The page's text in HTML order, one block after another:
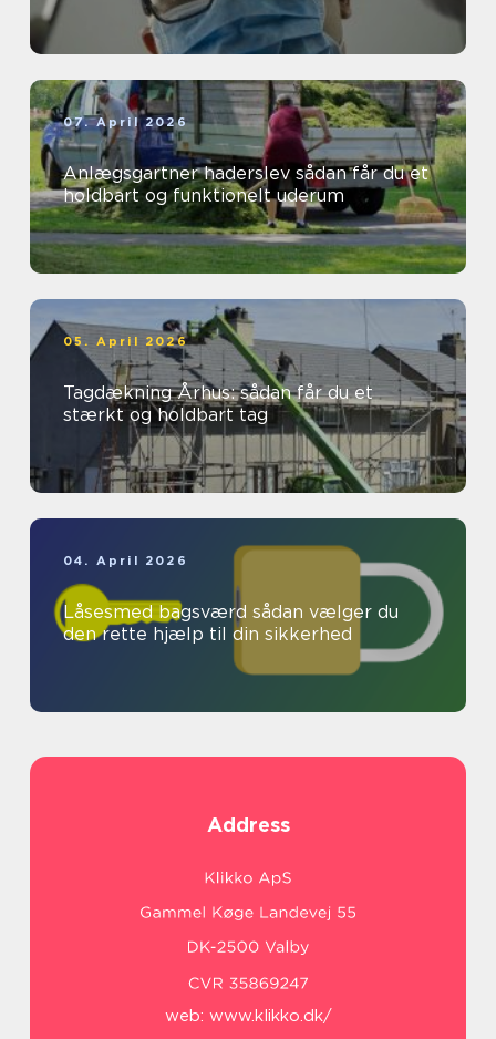
07. April 2026
Anlægsgartner haderslev sådan får du et
holdbart og funktionelt uderum
05. April 2026
Tagdækning Århus: sådan får du et
stærkt og holdbart tag
04. April 2026
Låsesmed bagsværd sådan vælger du
den rette hjælp til din sikkerhed
Address
web: www.klikko.dk/